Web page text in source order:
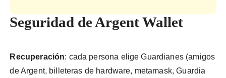
Seguridad de Argent Wallet
Recuperación: cada persona elige Guardianes (amigos
de Argent, billeteras de hardware, metamask, Guardia